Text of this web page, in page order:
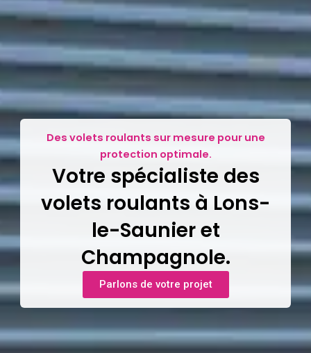
Des volets roulants sur mesure pour une
protection optimale.
Votre spécialiste des
volets roulants à Lons-
le-Saunier et
Champagnole.
Parlons de votre projet